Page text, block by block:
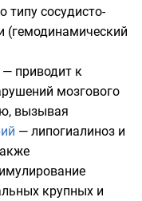
типу сосудисто-
(гемодинамический
— приводит к
мозгового
вызывая
— липогиалиноз и
крупных и